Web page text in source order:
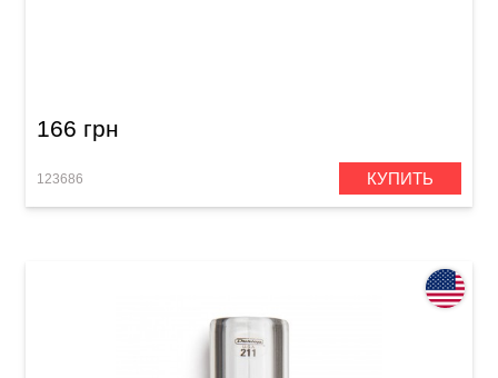
166 грн
123686 КУПИТЬ